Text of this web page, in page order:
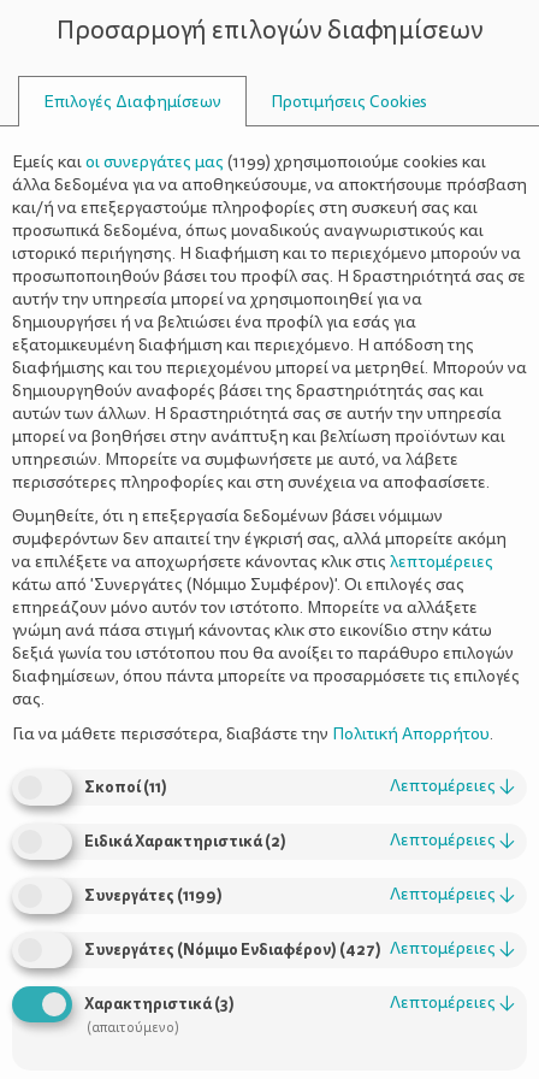
ΣΥΜΒΟΥΛΟΙ
ΒΆΛΤΕ ΝΑ ΔΙΑΛΈΞΟΥΝ ΡΟΎΧΑ
Οι πρώτες μέρες στο σχολείο
Χρήσιμοι Σύνδεσμοι
Τι είναι το ΔΕΛΤΑ moms
Προσαρμογή επιλογών διαφημίσεων
Επιλογές Διαφημίσεων Προτιμήσεις Cookies
Εμείς καιοι συνεργάτες μας (1199) χρησιμοποιούμε cookies και
άλλα δεδομένα για να αποθηκεύσουμε, να αποκτήσουμε πρόσβαση
και/ή να επεξεργαστούμε πληροφορίες στη συσκευή σας και
προσωπικά δεδομένα, όπως μοναδικούς αναγνωριστικούς και
ιστορικό περιήγησης. Η διαφήμιση και το περιεχόμενο μπορούν να
προσωποποιηθούν βάσει του προφίλ σας. Η δραστηριότητά σας σε
αυτήν την υπηρεσία μπορεί να χρησιμοποιηθεί για να
δημιουργήσει ή να βελτιώσει ένα προφίλ για εσάς για
εξατομικευμένη διαφήμιση και περιεχόμενο. Η απόδοση της
διαφήμισης και του περιεχομένου μπορεί να μετρηθεί. Μπορούν να
δημιουργηθούν αναφορές βάσει της δραστηριότητάς σας και
αυτών των άλλων. Η δραστηριότητά σας σε αυτήν την υπηρεσία
μπορεί να βοηθήσει στην ανάπτυξη και βελτίωση προϊόντων και
υπηρεσιών. Μπορείτε να συμφωνήσετε με αυτό, να λάβετε
περισσότερες πληροφορίες και στη συνέχεια να αποφασίσετε.
Θυμηθείτε, ότι η επεξεργασία δεδομένων βάσει νόμιμων
συμφερόντων δεν απαιτεί την έγκρισή σας, αλλά μπορείτε ακόμη
να επιλέξετε να αποχωρήσετε κάνοντας κλικ στις λεπτομέρειες
κάτω από 'Συνεργάτες (Νόμιμο Συμφέρον)'. Οι επιλογές σας
επηρεάζουν μόνο αυτόν τον ιστότοπο. Μπορείτε να αλλάξετε
γνώμη ανά πάσα στιγμή κάνοντας κλικ στο εικονίδιο στην κάτω
δεξιά γωνία του ιστότοπου που θα ανοίξει το παράθυρο επιλογών
διαφημίσεων, όπου πάντα μπορείτε να προσαρμόσετε τις επιλογές
σας.
Για να μάθετε περισσότερα, διαβάστε την Πολιτική Απορρήτου.
Σκοποί(11) Λεπτομέρειες ↓
Ειδικά Χαρακτηριστικά(2) Λεπτομέρειες ↓
Συνεργάτες (1199) Λεπτομέρειες ↓
Συνεργάτες (Νόμιμο Ενδιαφέρον) (427) Λεπτομέρειες ↓
Χαρακτηριστικά(3)
(απαιτούμενο)
Λεπτομέρειες ↓